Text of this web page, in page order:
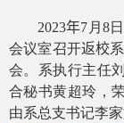
2023年7 月 8
会议室召开返校
会。系执行主任
合秘书黄超玲，
由系总支书记李